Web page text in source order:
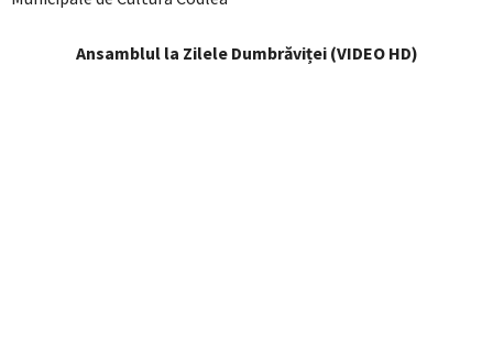
Ansamblul la Zilele Dumbrăviței (VIDEO HD)